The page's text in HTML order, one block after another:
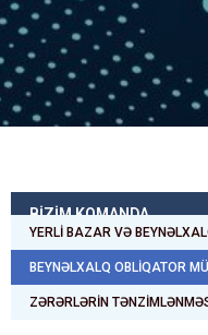
BİZİM KOMANDA
YERLI BAZAR VƏ
BEYNƏLXALQ OBLIQATOR
ZƏRƏRLƏRIN